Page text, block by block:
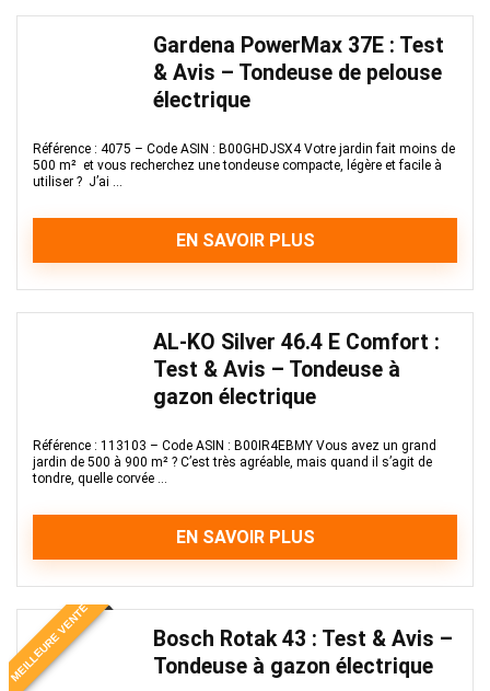
Gardena PowerMax 37E : Test
& Avis – Tondeuse de pelouse
électrique
Référence : 4075 – Code ASIN : B00GHDJSX4 Votre jardin fait moins de
500 m² et vous recherchez une tondeuse compacte, légère et facile à
utiliser ? J’ai ...
EN SAVOIR PLUS
AL-KO Silver 46.4 E Comfort :
Test & Avis – Tondeuse à
gazon électrique
Référence : 113103 – Code ASIN : B00IR4EBMY Vous avez un grand
jardin de 500 à 900 m² ? C’est très agréable, mais quand il s’agit de
tondre, quelle corvée ...
EN SAVOIR PLUS
MEILLEURE VENTE
Bosch Rotak 43 : Test & Avis –
Tondeuse à gazon électrique